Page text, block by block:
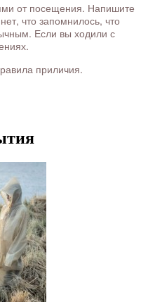
от посещения. Напишите
что запомнилось, что
Если вы ходили с
приличия.